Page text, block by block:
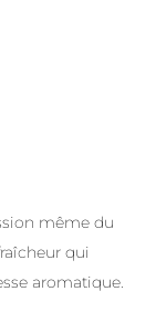
même du
qui
aromatique.